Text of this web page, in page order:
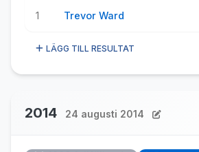
1 Trevor Ward
LÄGG TILL RESULTAT
2014 24 augusti 2014